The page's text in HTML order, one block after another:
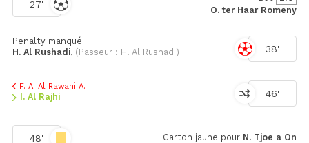
27'
O. ter Haar Romeny
38'
Penalty manqué
H. Al Rushadi, (Passeur : H. Al Rushadi)
46'
F. A. Al Rawahi A.
I. Al Rajhi
48' Carton jaune pour N. Tjoe a On